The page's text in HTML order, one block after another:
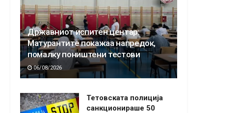
Државниот испитен центар:
Матурантите покажаа напредок,
помалку поништени тестови
06/08/2026
Тетовската полиција
санкционираше 50